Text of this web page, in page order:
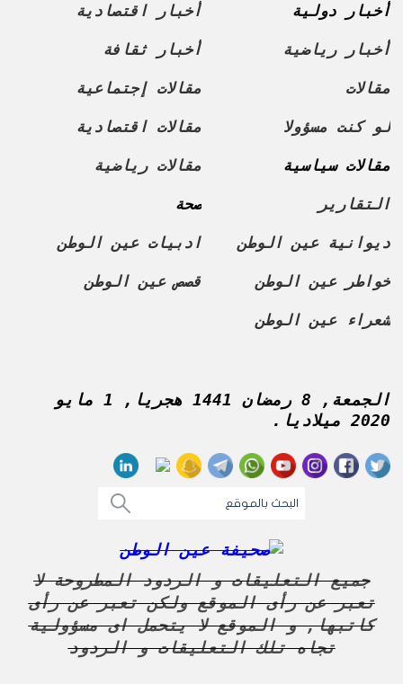
أخبار دولية أخبار اقتصادية
أخبار رياضية أخبار ثقافة
مقالات مقالات إجتماعية
لو كنت مسؤولا مقالات اقتصادية
مقالات سياسية مقالات رياضية
التقارير صحة
ديوانية عين الوطن ادبيات عين الوطن
خواطر عين الوطن قصص عين الوطن
شعراء عين الوطن
الجمعة, 8 رمضان 1441 هجريا, 1 مايو
2020 ميلاديا.
جميع التعليقات و الردود المطروحة لا
تعبر عن رأى الموقع ولكن تعبر عن رأى
كاتبها, و الموقع لا يتحمل اى مسؤولية
تجاه تلك التعليقات و الردود